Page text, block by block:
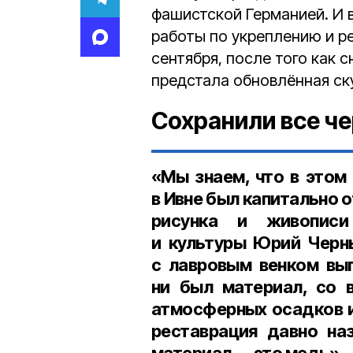
фашистской Германией. И
работы по укреплению и
сентября, после того как
предстала обновлённая
Сохранили все
«Мы знаем, что в
в Ивне был
рисунка и живописи
и культуры Юрий
с лавровым венком
ни был материал, со
атмосферных осадков
реставрация давно